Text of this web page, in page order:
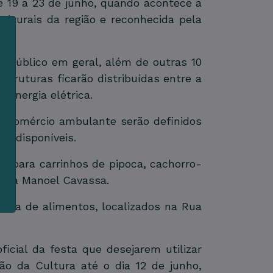
a 23 de junho, quando acontece a
da região e reconhecida pela
público em geral, além de outras 10
ficarão distribuídas entre a
energia elétrica.
comércio ambulante serão definidos
disponíveis.
para carrinhos de pipoca, cachorro-
Manoel Cavassa.
de alimentos, localizados na Rua
da festa que desejarem utilizar
da Cultura até o dia 12 de junho,